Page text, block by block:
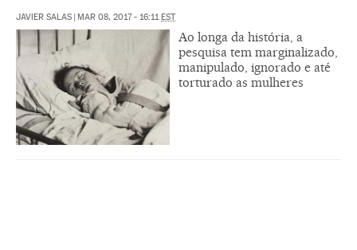
JAVIER SALAS | MAR 08, 2017 - 16:11EST
Ao longa da história, a
pesquisa tem marginalizado,
manipulado, ignorado e até
torturado as mulheres